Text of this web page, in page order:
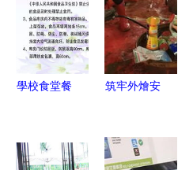
萍軟件為例
的專業——
西餐工藝與
餐飲管理
學校食堂餐
系詳解
筑牢外燴安
安全——我